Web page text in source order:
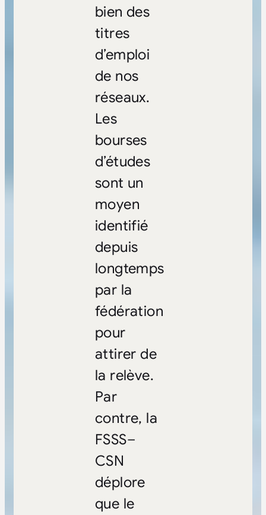
bien des
titres
d’emploi
de nos
réseaux.
Les
bourses
d’études
sont un
moyen
identifié
depuis
longtemps
par la
fédération
pour
attirer de
la relève.
Par
contre, la
FSSS–
CSN
déplore
que le